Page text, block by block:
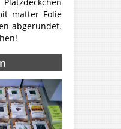
matter Folie
abgerundet.